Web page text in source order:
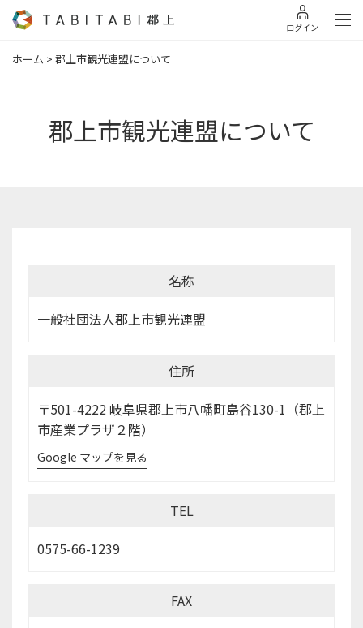
ログイン
ホーム > 郡上市観光連盟について
郡上市観光連盟について
名称
一般社団法人郡上市観光連盟
住所
〒501-4222 岐阜県郡上市八幡町島谷130-1（郡上
市産業プラザ２階）
Google マップを見る
TEL
0575-66-1239
FAX